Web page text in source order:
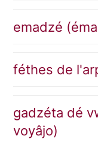
emadzé
féthes de
gadzéta dé
voyâjo)